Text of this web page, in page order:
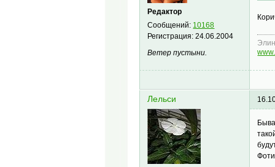
Редактор
Сообщений: 10168
Регистрация:24.06.2004
Ветер пустыни.
Лельси